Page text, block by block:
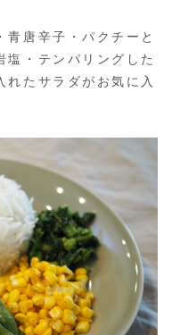
唐辛子・パクチーと
塩・テンパリングした
たサラダがお気に入